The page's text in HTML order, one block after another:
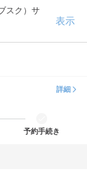
スク）サ
表示
詳細
予約手続き